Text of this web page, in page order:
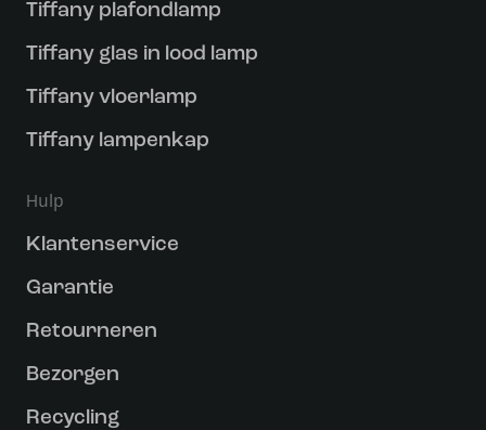
Tiffany plafondlamp
Tiffany glas in lood lamp
Tiffany vloerlamp
Tiffany lampenkap
Hulp
Klantenservice
Garantie
Retourneren
Bezorgen
Recycling